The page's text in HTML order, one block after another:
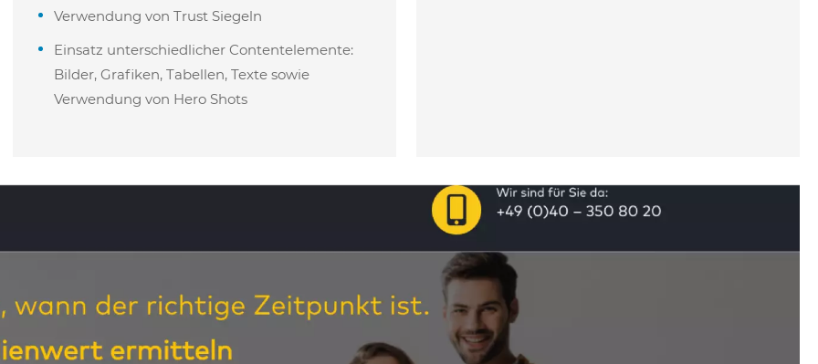
Verwendung von Trust Siegeln
Einsatz unterschiedlicher Contentelemente:
Bilder, Grafiken, Tabellen, Texte sowie
Verwendung von Hero Shots